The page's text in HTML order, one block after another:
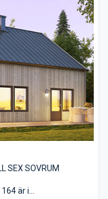
att vänta med att
På övre plan finns
nog att rymma tv- och
eller takkupa för en
traditionella
en liggande
spröjsade fönster.
runt fönster och
har en mängd
och utföranden som
mm för att
SEX SOVRUM
är i